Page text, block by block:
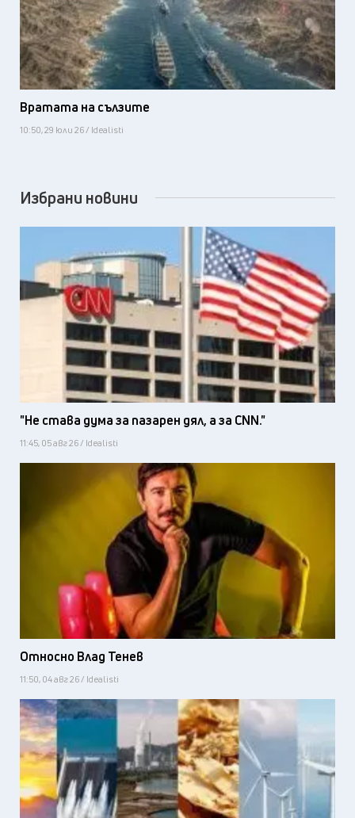
Вратата на сълзите
10:50, 29 юли 26 / Idealisti
Избрани новини
"Не става дума за пазарен дял, а за CNN."
11:45, 05 авг 26 / Idealisti
Относно Влад Тенев
11:50, 04 авг 26 / Idealisti